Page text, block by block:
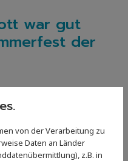
war gut
der
von der Verarbeitung zu
Daten an Länder
z.B. in